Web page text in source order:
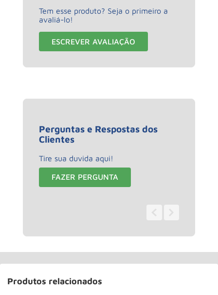
Tem esse produto? Seja o primeiro a
avaliá-lo!
ESCREVER AVALIAÇÃO
Perguntas e Respostas dos
Clientes
Tire sua duvida aqui!
FAZER PERGUNTA
Produtos relacionados